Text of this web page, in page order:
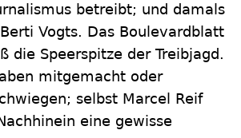
betreibt; und damals
Vogts. Das Boulevardblatt
die Speerspitze der Treibjagd.
mitgemacht oder
selbst Marcel Reif
eine gewisse